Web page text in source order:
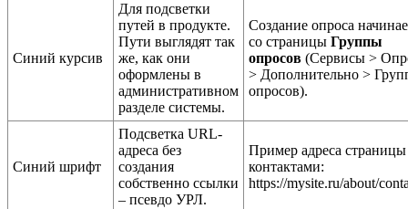
Синий курсив
Для подсветки
путей в продукте.
Пути выглядят так
же, как они
оформлены в
административном
разделе системы.
Создание опроса
со страницы Группы
опросов (Сервисы >
> Дополнительно >
опросов).
Синий шрифт
Подсветка URL-
адреса без
создания
собственно ссылки
– псевдо УРЛ.
Пример адреса страницы
контактами:
https://mysite.ru/about/